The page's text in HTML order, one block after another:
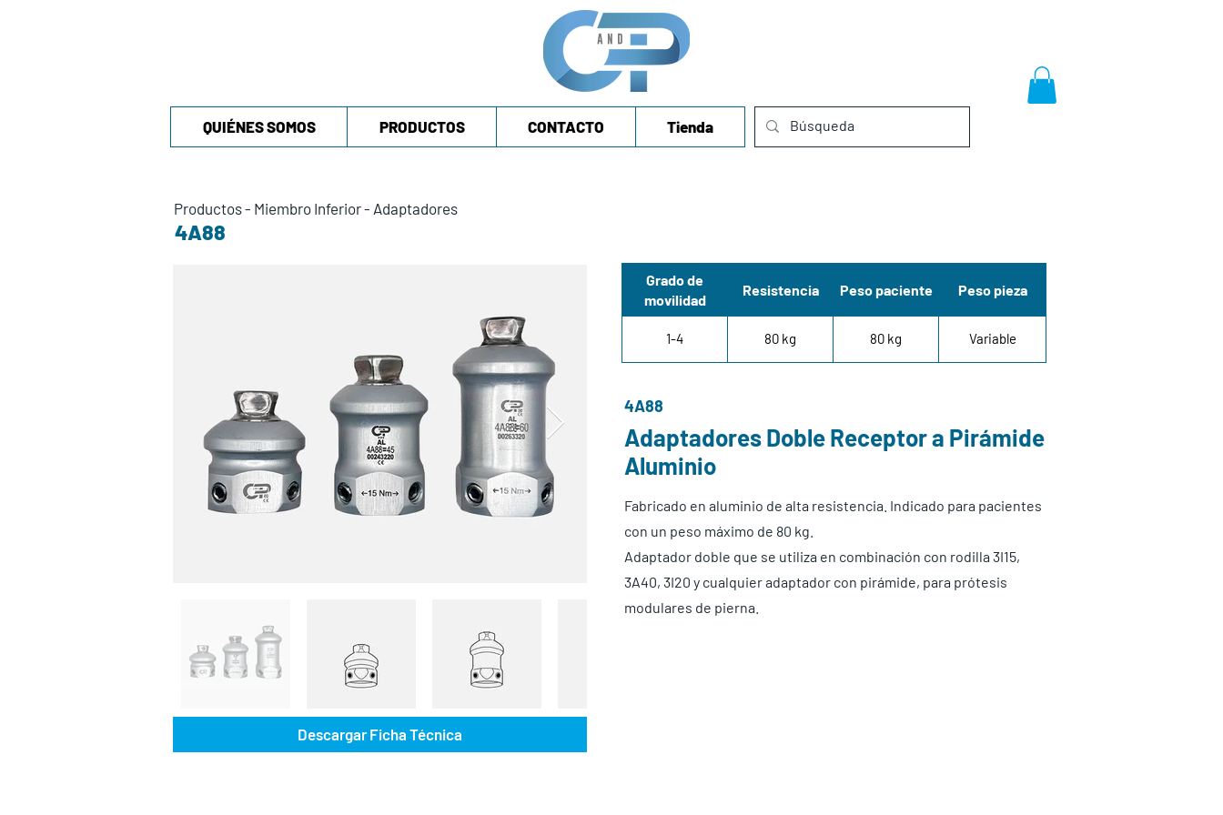
QUIÉNES SOMOS PRODUCTOS CONTACTO Tienda
Productos- Miembro Inferior- Adaptadores
4A88
Descargar Ficha Técnica
Grado de
movilidad
Resistencia Peso paciente Peso pieza
1-4 80 kg 80 kg Variable
4A88
Adaptadores Doble Receptor a Pirámide
Aluminio
Fabricado en aluminio de alta resistencia. Indicado para pacientes
con un peso máximo de 80 kg.
Adaptador doble que se utiliza en combinación con rodilla 3I15,
3A40, 3I20 y cualquier adaptador con pirámide, para prótesis
modulares de pierna.